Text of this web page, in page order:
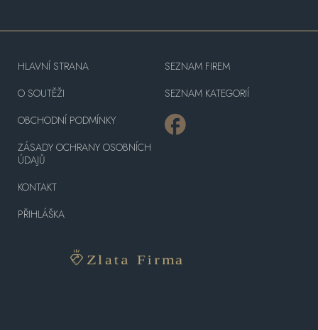
HLAVNÍ STRANA
O SOUTĚŽI
OBCHODNÍ PODMÍNKY
ZÁSADY OCHRANY OSOBNÍCH
ÚDAJŮ
KONTAKT
PŘIHLÁŠKA
SEZNAM FIREM
SEZNAM KATEGORIÍ